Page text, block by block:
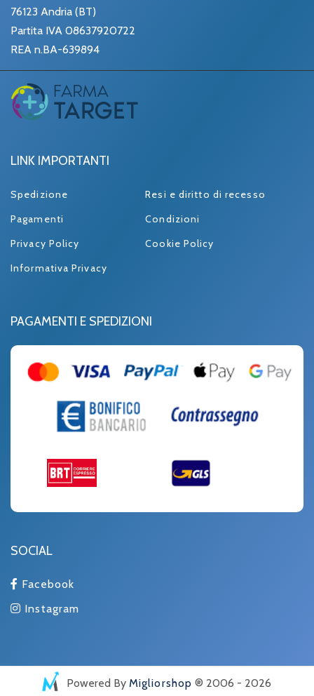
76123 Andria (BT)
Partita IVA 08637920722
REA n.BA-639894
LINK IMPORTANTI
Spedizione
Resi e diritto di recesso
Pagamenti
Condizioni
Privacy Policy
Cookie Policy
Informativa Privacy
PAGAMENTI E SPEDIZIONI
SOCIAL
Facebook
Instagram
Powered By Migliorshop ® 2006 - 2026